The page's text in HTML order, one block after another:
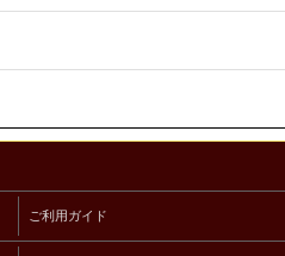
ご利用ガイド